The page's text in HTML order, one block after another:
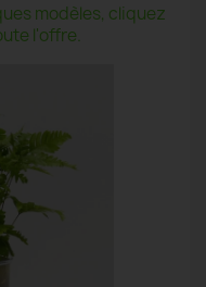
modèles, cliquez
l'offre.